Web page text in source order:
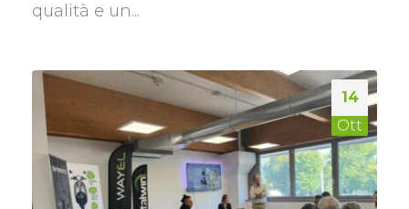
qualità e un...
14
Ott